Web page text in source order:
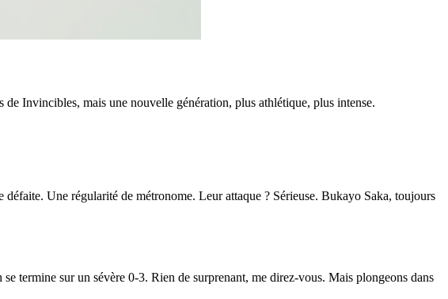
de Invincibles, mais une nouvelle génération, plus athlétique, plus intense.
Une régularité de métronome. Leur attaque ? Sérieuse. Bukayo Saka, toujours
termine sur un sévère 0-3. Rien de surprenant, me direz-vous. Mais plongeons dans